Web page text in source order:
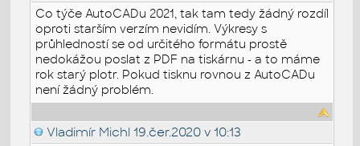
Co týče AutoCADu 2021, tak tam tedy žádný rozdíl
oproti starším verzím nevidím. Výkresy s
průhledností se od určitého formátu prostě
nedokážou poslat z PDF na tiskárnu - a to máme
rok starý plotr. Pokud tisknu rovnou z AutoCADu
není žádný problém.
Vladimír Michl 19.čer.2020 v 10:13